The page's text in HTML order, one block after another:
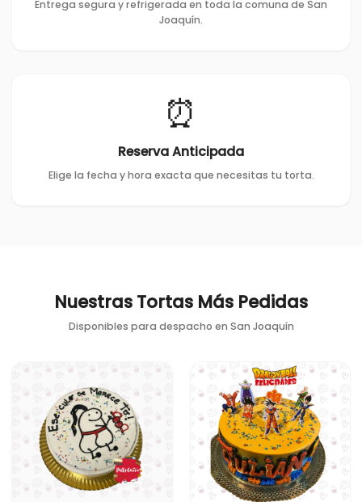
Entrega segura y refrigerada en toda la comuna de San
Joaquín.
⏰
Reserva Anticipada
Elige la fecha y hora exacta que necesitas tu torta.
Nuestras Tortas Más Pedidas
Disponibles para despacho en San Joaquín